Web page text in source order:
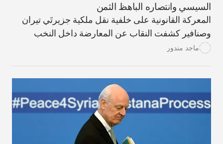
السيسي وانتصاره الباهظ الثمن
المعركة القانونية على خلفية نقل ملكية جزيرتَي تيران
وصنافير كشفت النقاب عن المعارضة داخل النخب
المصرية على الرغم من أن موافقة البرلمان والقضاء
ماجد مندور